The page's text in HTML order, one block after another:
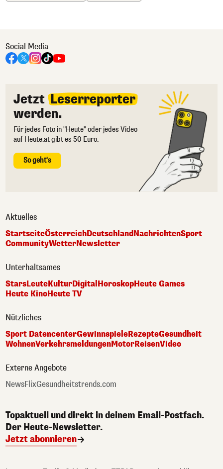
Social Media
Jetzt Leserreporter
werden.
Für jedes Foto in "Heute" oder jedes Video
auf Heute.at gibt es 50 Euro.
So geht's
Aktuelles
StartseiteÖsterreichDeutschlandNachrichtenSport
CommunityWetterNewsletter
Unterhaltsames
StarsLeuteKulturDigitalHoroskopHeute Games
Heute KinoHeute TV
Nützliches
Sport DatencenterGewinnspieleRezepteGesundheit
WohnenVerkehrsmeldungenMotorReisenVideo
Externe Angebote
NewsFlixGesundheitstrends.com
Topaktuell und direkt in deinem Email-Postfach.
Der Heute-Newsletter.
Jetzt abonnieren